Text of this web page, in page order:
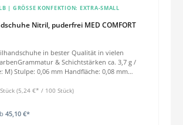
Nitril, puderfrei MED COMFORT
| GRÖSSE KONFEKTION: EXTRA-SMALL
in bester Qualität in vielen
& Schichtstärken ca. 3,7 g /
M) Stulpe: 0,06 mm Handfläche: 0,08 mm
Länge:
(5,24 €* / 100 Stück)
45,10 €*